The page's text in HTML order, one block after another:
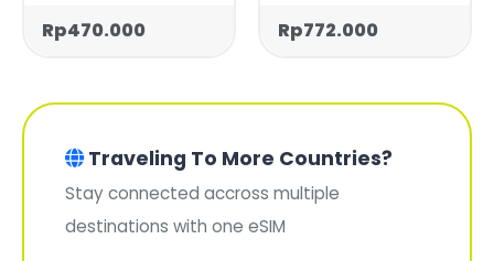
Rp470.000 Rp772.000
Traveling To More Countries?
Stay connected accross multiple
destinations with one eSIM